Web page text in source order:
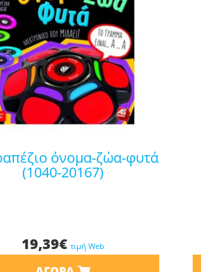
(1040-20167)
19,39€ τιμή Web